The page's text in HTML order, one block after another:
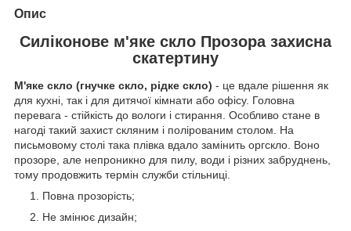
Опис
Силіконове м'яке скло Прозора захисна
скатертину
М'яке скло (гнучке скло, рідке скло) - це вдале рішення як
для кухні, так і для дитячої кімнати або офісу. Головна
перевага - стійкість до вологи і стирання. Особливо стане в
нагоді такий захист скляним і полірованим столом. На
письмовому столі така плівка вдало замінить оргскло. Воно
прозоре, але непроникно для пилу, води і різних забруднень,
тому продовжить термін служби стільниці.
Повна прозорість;
Не змінює дизайн;